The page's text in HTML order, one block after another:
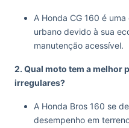
A Honda CG 160 é
urbano devido à sua
manutenção acessível.
2. Qual moto tem a melhor
irregulares?
A Honda Bros 160 se
desempenho em